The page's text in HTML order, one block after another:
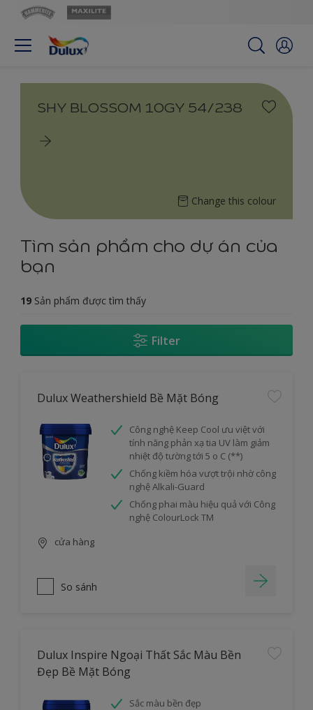
SHY BLOSSOM 10GY 54/238
Change this colour
Tìm sản phẩm cho dự án của
bạn
19 Sản phẩm được tìm thấy
Filter
Dulux Weathershield Bề Mặt Bóng
Công nghệ Keep Cool ưu việt với
tính năng phản xạ tia UV làm giảm
nhiệt độ tường tới 5 o C (**)
Chống kiềm hóa vượt trội nhờ công
nghệ Alkali-Guard
Chống phai màu hiệu quả với Công
nghệ ColourLock TM
cửa hàng
So sánh
Dulux Inspire Ngoại Thất Sắc Màu Bền
Đẹp Bề Mặt Bóng
Sắc màu bền đẹp